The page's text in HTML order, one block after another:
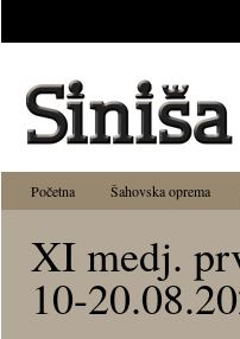
Početna Šahovska oprema
XI medj.
10-